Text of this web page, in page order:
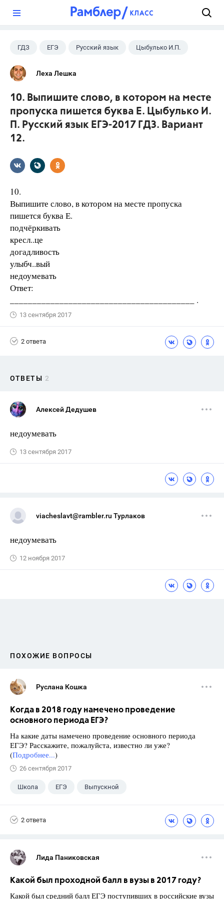
ГДЗ ЕГЭ Русский язык Цыбулько И.П.
Леха Лешка
10. Выпишите слово, в котором на месте
пропуска пишется буква Е. Цыбулько И.
П. Русский язык ЕГЭ-2017 ГДЗ. Вариант
12.
10.
Выпишите слово, в котором на месте пропуска
пишется буква Е.
подчёркивать
кресл..це
догадливость
улыбч..вый
недоумевать
Ответ:
_________________________________________ .
13 сентября 2017
2 ответа
ОТВЕТЫ 2
Алексей Дедушев
недоумевать
13 сентября 2017
viacheslavt@rambler.ru Турлаков
недоумевать
12 ноября 2017
ПОХОЖИЕ ВОПРОСЫ
Руслана Кошка
Когда в 2018 году намечено проведение
основного периода ЕГЭ?
На какие даты намечено проведение основного периода
ЕГЭ? Расскажите, пожалуйста, известно ли уже?
(Подробнее...)
26 сентября 2017
Школа ЕГЭ Выпускной
2 ответа
Лида Паниковская
Какой был проходной балл в вузы в 2017 году?
Какой был средний балл ЕГЭ поступивших в российские вузы